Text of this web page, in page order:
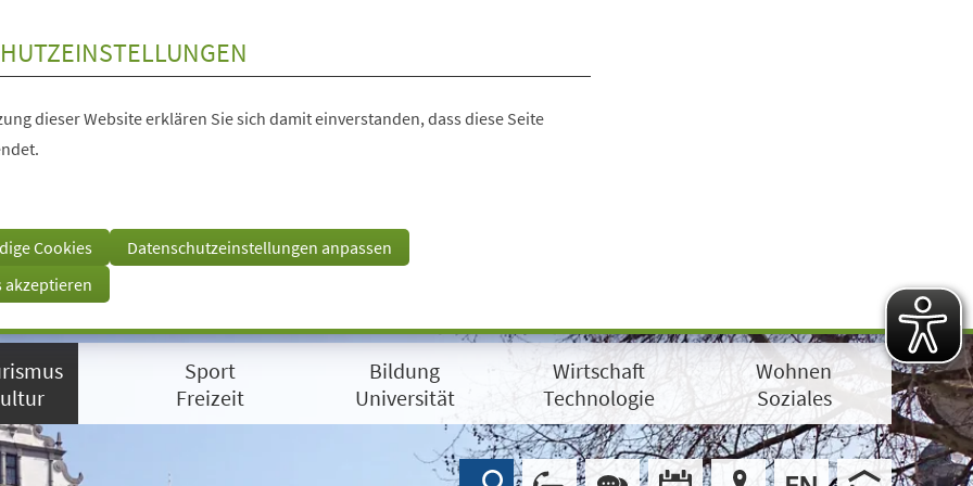
dieser Website erklären Sie sich damit einverstanden, dass diese Seite
Cookies
Datenschutzeinstellungen anpassen
akzeptieren
Sport
Freizeit
Bildung
Universität
Wirtschaft
Technologie
Wohnen
Soziales